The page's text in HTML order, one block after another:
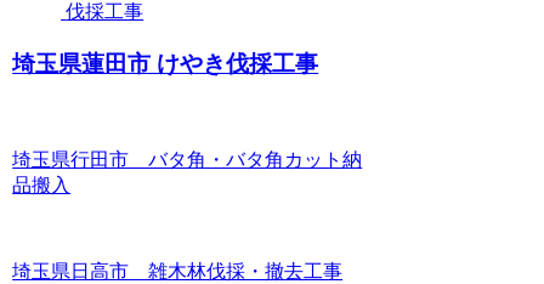
伐採工事
埼玉県蓮田市 けやき伐採工事
埼玉県行田市 バタ角・バタ角カット納
品搬入
埼玉県日高市 雑木林伐採・撤去工事